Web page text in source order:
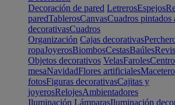
Decoración de pared LetrerosEspejos
paredTablerosCanvasCuadros pintados
decorativasCuadros
Organización Cajas decorativas
ropaJoyerosBiombosCestasBaúles
Objetos decorativos VelasFaroles
mesaNavidadFlores artificiales
fotosFiguras decorativasCajitas y
joyerosRelojesAmbientadores
Iluminación LámparasIluminación